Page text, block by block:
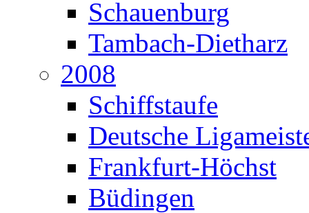
Schauenburg
Tambach-Dietharz
2008
Schiffstaufe
Deutsche
Frankfurt-Höchst
Büdingen